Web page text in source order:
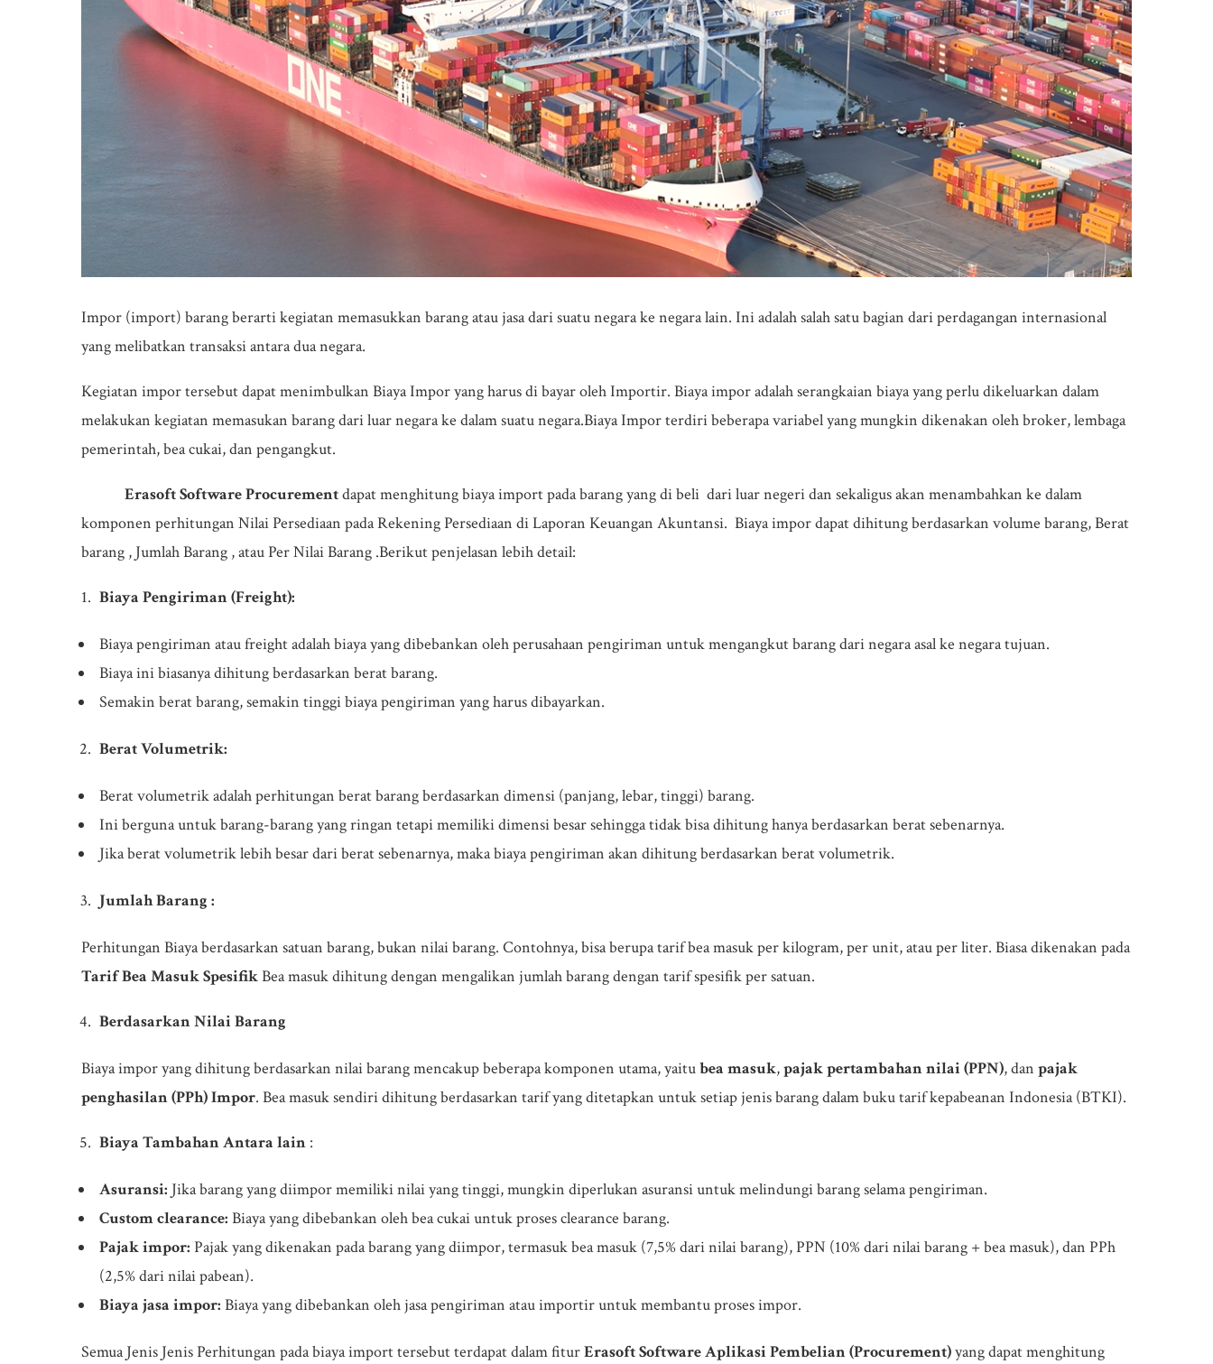
Impor (import) barang berarti kegiatan memasukkan barang atau jasa dari suatu negara ke negara lain. Ini adalah salah satu bagian dari perdagangan internasional
yang melibatkan transaksi antara dua negara.
Kegiatan impor tersebut dapat menimbulkan Biaya Impor yang harus di bayar oleh Importir. Biaya impor adalah serangkaian biaya yang perlu dikeluarkan dalam
melakukan kegiatan memasukan barang dari luar negara ke dalam suatu negara.Biaya Impor terdiri beberapa variabel yang mungkin dikenakan oleh broker, lembaga
pemerintah, bea cukai, dan pengangkut.
Erasoft Software Procurementdapat menghitung biaya import pada barang yang di beli dari luar negeri dan sekaligus akan menambahkan ke dalam
komponen perhitungan Nilai Persediaan pada Rekening Persediaan di Laporan Keuangan Akuntansi. Biaya impor dapat dihitung berdasarkan volume barang, Berat
barang , Jumlah Barang , atau Per Nilai Barang .Berikut penjelasan lebih detail:
Biaya Pengiriman (Freight):
Biaya pengiriman atau freight adalah biaya yang dibebankan oleh perusahaan pengiriman untuk mengangkut barang dari negara asal ke negara tujuan.
Biaya ini biasanya dihitung berdasarkan berat barang.
Semakin berat barang, semakin tinggi biaya pengiriman yang harus dibayarkan.
Berat Volumetrik:
Berat volumetrik adalah perhitungan berat barang berdasarkan dimensi (panjang, lebar, tinggi) barang.
Ini berguna untuk barang-barang yang ringan tetapi memiliki dimensi besar sehingga tidak bisa dihitung hanya berdasarkan berat sebenarnya.
Jika berat volumetrik lebih besar dari berat sebenarnya, maka biaya pengiriman akan dihitung berdasarkan berat volumetrik.
Jumlah Barang :
Perhitungan Biaya berdasarkan satuan barang, bukan nilai barang. Contohnya, bisa berupa tarif bea masuk per kilogram, per unit, atau per liter. Biasa dikenakan pada
Tarif Bea Masuk SpesifikBea masuk dihitung dengan mengalikan jumlah barang dengan tarif spesifik per satuan.
Berdasarkan Nilai Barang
Biaya impor yang dihitung berdasarkan nilai barang mencakup beberapa komponen utama, yaitubea masuk,pajak pertambahan nilai (PPN), dan pajak
penghasilan (PPh) Impor. Bea masuk sendiri dihitung berdasarkan tarif yang ditetapkan untuk setiap jenis barang dalam buku tarif kepabeanan Indonesia (BTKI).
Biaya Tambahan Antara lain :
Asuransi: Jika barang yang diimpor memiliki nilai yang tinggi, mungkin diperlukan asuransi untuk melindungi barang selama pengiriman.
Custom clearance: Biaya yang dibebankan oleh bea cukai untuk proses clearance barang.
Pajak impor: Pajak yang dikenakan pada barang yang diimpor, termasuk bea masuk (7,5% dari nilai barang), PPN (10% dari nilai barang + bea masuk), dan PPh
(2,5% dari nilai pabean).
Biaya jasa impor: Biaya yang dibebankan oleh jasa pengiriman atau importir untuk membantu proses impor.
Semua Jenis Jenis Perhitungan pada biaya import tersebut terdapat dalam fiturErasoft Software Aplikasi Pembelian (Procurement)yang dapat menghitung